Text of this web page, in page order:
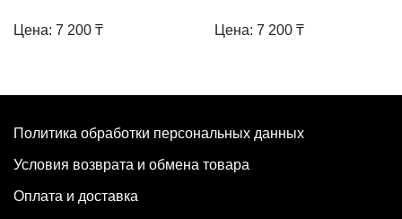
Цена: 7 200 ₸ Цена: 7 200 ₸
Политика обработки персональных данных
Условия возврата и обмена товара
Оплата и доставка